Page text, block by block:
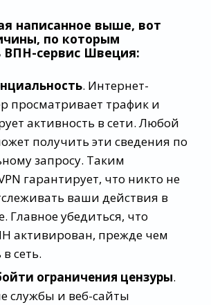
написанное выше, вот
по которым
ВПН-сервис Швеция:
. Интернет-
просматривает трафик и
активность в сети. Любой
получить эти сведения по
запросу. Таким
гарантирует, что никто не
ваши действия в
Главное убедиться, что
активирован, прежде чем
сеть.
ограничения цензуры.
службы и веб-сайты